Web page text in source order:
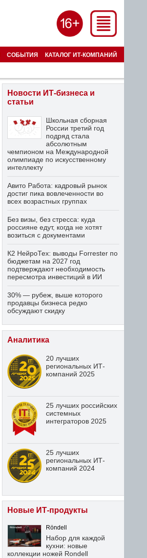
СОБЫТИЯ КАТАЛОГ ИТ-КОМПАНИЙ
Новости ИТ-бизнеса и
статьи
Школьная сборная
России третий год
подряд стала
абсолютным
чемпионом на Международной
олимпиаде по искусственному
интеллекту
Авито Работа: кадровый рынок
достиг пика вовлеченности во
всех возрастных группах
Без визы, без стресса: куда
россияне едут, когда не хотят
возиться с документами
К2 НейроТех: выводы Forrester по
бюджетам на 2027 год
подтверждают необходимость
пересмотра инвестиций в ИИ
30% — рубеж, выше которого
продавцы бизнеса редко
обсуждают скидку
Аналитика
20 лучших
региональных ИТ-
компаний 2025
25 лучших российских
системных
интеграторов 2025
25 лучших
региональных ИТ-
компаний 2024
Новые ИТ-продукты
Röndell
Набор для каждой
кухни: новые
коллекции ножей Rondell